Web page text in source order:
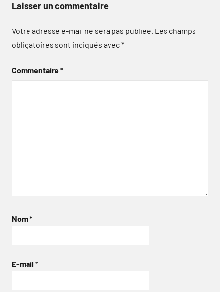
Laisser un commentaire
Votre adresse e-mail ne sera pas publiée. Les champs
obligatoires sont indiqués avec*
Commentaire*
Nom*
E-mail *